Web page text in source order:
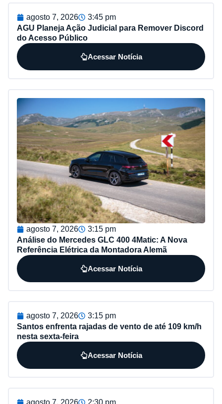
agosto 7, 2026
3:45 pm
AGU Planeja Ação Judicial para Remover Discord
do Acesso Público
Acessar Notícia
agosto 7, 2026
3:15 pm
Análise do Mercedes GLC 400 4Matic: A Nova
Referência Elétrica da Montadora Alemã
Acessar Notícia
agosto 7, 2026
3:15 pm
Santos enfrenta rajadas de vento de até 109 km/h
nesta sexta-feira
Acessar Notícia